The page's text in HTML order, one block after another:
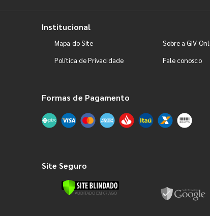
Institucional
Mapa do Site Sobre a GIV
Política de Privacidade
Fale conosco
Formas de Pagamento
Site Seguro